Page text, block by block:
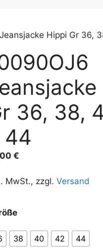
Hippi Gr 36,
36, 38,
44
€
MwSt., zzgl.Versand
38 40 42 44